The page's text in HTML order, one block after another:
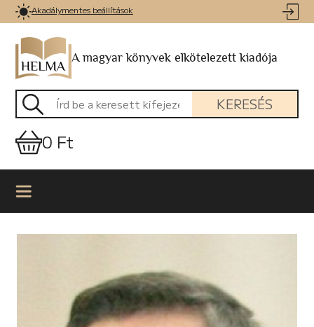
Akadálymentes beállítások
A magyar könyvek elkötelezett kiadója
KERESÉS
0 Ft